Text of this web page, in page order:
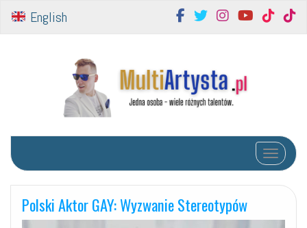
English
Toggle
Polski Aktor GAY: Wyzwanie Stereotypów